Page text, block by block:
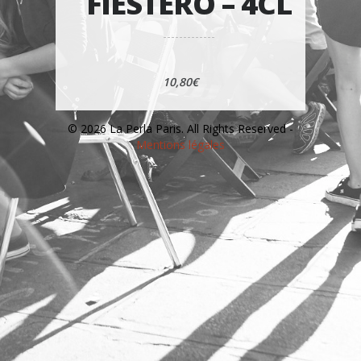
10,80€
© 2026 La Perla Paris. All Rights Reserved -
Mentions légales